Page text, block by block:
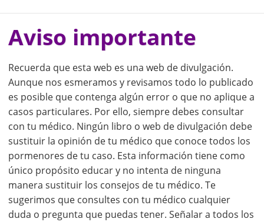
Aviso importante
Recuerda que esta web es una web de divulgación.
Aunque nos esmeramos y revisamos todo lo publicado
es posible que contenga algún error o que no aplique a
casos particulares. Por ello, siempre debes consultar
con tu médico. Ningún libro o web de divulgación debe
sustituir la opinión de tu médico que conoce todos los
pormenores de tu caso. Esta información tiene como
único propósito educar y no intenta de ninguna
manera sustituir los consejos de tu médico. Te
sugerimos que consultes con tu médico cualquier
duda o pregunta que puedas tener. Señalar a todos los